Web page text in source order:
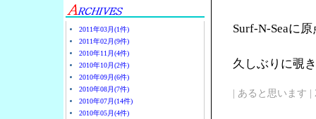
2011年03月(1件)
2011年02月(9件)
2010年11月(4件)
2010年10月(2件)
2010年09月(6件)
2010年08月(7件)
2010年07月(14件)
2010年05月(4件)
Surf-N-Seaに
久しぶりに覗
| あると思います |